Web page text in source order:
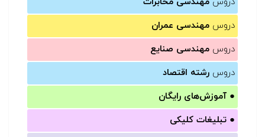
دروس مهندسی عمران
دروس مهندسی صنایع
دروس رشته اقتصاد
● آموزش‌های رایگان
● تبلیغات کلیکی